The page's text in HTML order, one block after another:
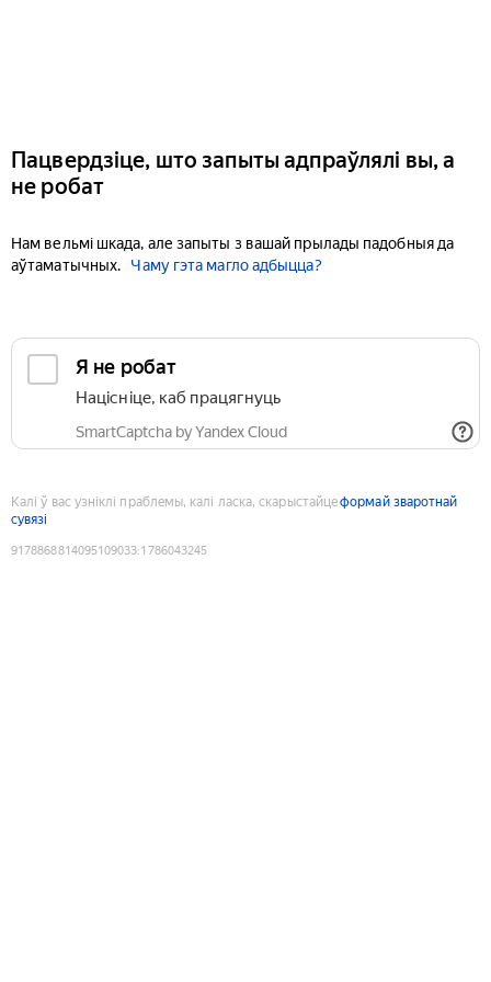
Пацвердзіце, што запыты адпраўлялі вы, а
не робат
Нам вельмі шкада, але запыты з вашай прылады падобныя да
аўтаматычных.
Чаму гэта магло адбыцца?
Я не робат
Націсніце, каб працягнуць
SmartCaptcha by Yandex Cloud
Калі ў вас узніклі праблемы, калі ласка, скарыстайцеформай зваротнай
сувязі
9178868814095109033:1786043245